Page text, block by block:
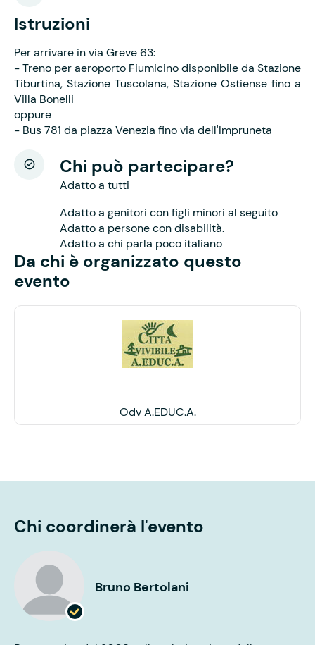
Istruzioni
Per arrivare in via Greve 63:
- Treno per aeroporto Fiumicino disponibile da Stazione
Tiburtina, Stazione Tuscolana, Stazione Ostiense fino a
Villa Bonelli
oppure
- Bus 781 da piazza Venezia fino via dell'Impruneta
Chi può partecipare?
Adatto a tutti
Adatto a genitori con figli minori al seguito
Adatto a persone con disabilità.
Adatto a chi parla poco italiano
Da chi è organizzato questo
evento
Odv A.EDUC.A.
Chi coordinerà l'evento
Bruno Bertolani